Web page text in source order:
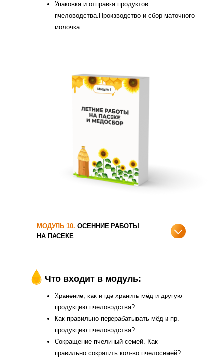
Упаковка и отправка продуктов
пчеловодства.Производство и сбор маточного
молочка
МОДУЛЬ 10. ОСЕННИЕ РАБОТЫ
НА ПАСЕКЕ
Что входит в модуль:
Хранение, как и где хранить мёд и другую
продукцию пчеловодства?
Как правильно перерабатывать мёд и пр.
продукцию пчеловодства?
Сокращение пчелиный семей. Как
правильно сократить кол-во пчелосемей?